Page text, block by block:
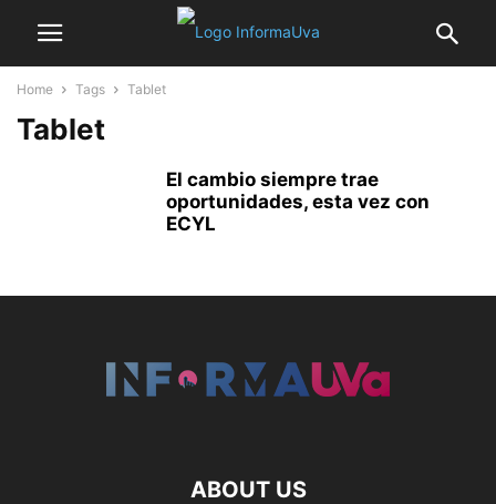
Home Tags Tablet
Tablet
El cambio siempre trae
oportunidades, esta vez con
ECYL
ABOUT US